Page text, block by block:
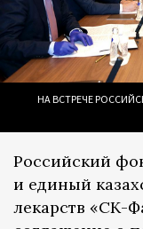
НА ВСТРЕЧЕ
Российский
и единый
лекарств «СК-